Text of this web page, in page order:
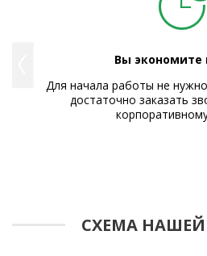
Вы экономите
Для начала работы не
достаточно заказать
СХЕМА